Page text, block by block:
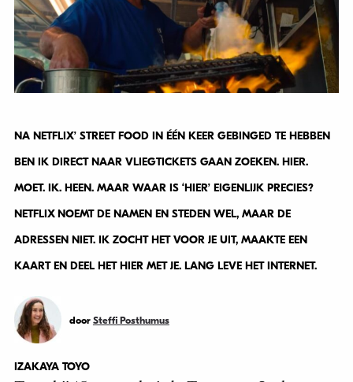
NA NETFLIX’ STREET FOOD IN ÉÉN KEER GEBINGED TE HEBBEN
BEN IK DIRECT NAAR VLIEGTICKETS GAAN ZOEKEN. HIER.
MOET. IK. HEEN. MAAR WAAR IS ‘HIER’ EIGENLIJK PRECIES?
NETFLIX NOEMT DE NAMEN EN STEDEN WEL, MAAR DE
ADRESSEN NIET. IK ZOCHT HET VOOR JE UIT, MAAKTE EEN
KAART EN DEEL HET HIER MET JE. LANG LEVE HET INTERNET.
door Steffi Posthumus
IZAKAYA TOYO